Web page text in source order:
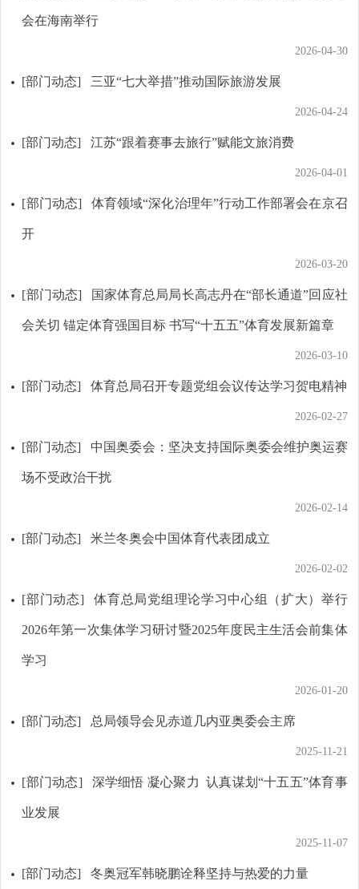
会在海南举行
2026-04-30
[部门动态] 三亚“七大举措”推动国际旅游发展
2026-04-24
[部门动态] 江苏“跟着赛事去旅行”赋能文旅消费
2026-04-01
[部门动态] 体育领域“深化治理年”行动工作部署会在京召
开
2026-03-20
[部门动态] 国家体育总局局长高志丹在“部长通道”回应社
会关切 锚定体育强国目标 书写“十五五”体育发展新篇章
2026-03-10
[部门动态] 体育总局召开专题党组会议传达学习贺电精神
2026-02-27
[部门动态] 中国奥委会：坚决支持国际奥委会维护奥运赛
场不受政治干扰
2026-02-14
[部门动态] 米兰冬奥会中国体育代表团成立
2026-02-02
[部门动态] 体育总局党组理论学习中心组（扩大）举行
2026年第一次集体学习研讨暨2025年度民主生活会前集体
学习
2026-01-20
[部门动态] 总局领导会见赤道几内亚奥委会主席
2025-11-21
[部门动态] 深学细悟 凝心聚力 认真谋划“十五五”体育事
业发展
2025-11-07
[部门动态] 冬奥冠军韩晓鹏诠释坚持与热爱的力量